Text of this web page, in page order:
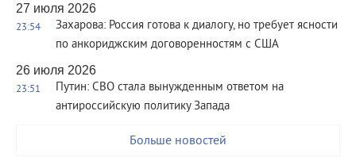
27 июля 2026
23:54
Захарова: Россия готова к диалогу, но требует ясности
по анкориджским договоренностям с США
26 июля 2026
23:51
Путин: СВО стала вынужденным ответом на
антироссийскую политику Запада
Больше новостей